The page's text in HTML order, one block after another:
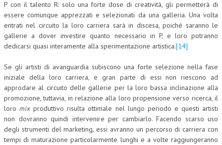
P con il talento R: solo una forte dose di creatività, gli permetterà di
essere comunque apprezzati e selezionati da una galleria. Una volta
entrati nel circuito la loro carriera sarà in discesa, poiché saranno le
gallerie a dover investire quanto necessario in P, e loro potranno
dedicarsi quasi interamente alla sperimentazione artistica.[14]
Se gli artisti di avanguardia subiscono una forte selezione nella fase
iniziale della loro carriera, e gran parte di essi non riescono ad
approdare al circuito delle gallerie per la loro bassa inclinazione alla
promozione, tuttavia, in relazione alla loro propensione verso ricerca, il
loromix produttivo risulta ottimale nel lungo periodo e questi artisti
non dovranno quindi intervenire per cambiarlo. Facendo scarso uso
degli strumenti del marketing, essi avranno un percorso di carriera con
tempi di maturazione particolarmente lunghi e a volte raggiungeranno